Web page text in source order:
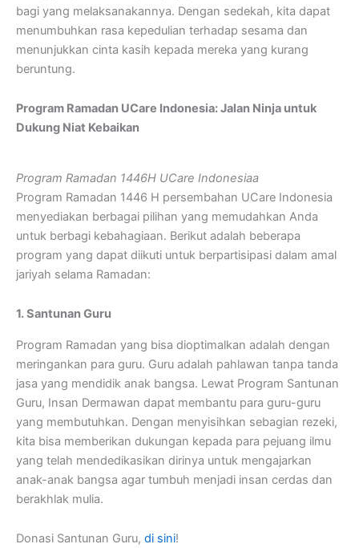
bagi yang melaksanakannya. Dengan sedekah, kita dapat
menumbuhkan rasa kepedulian terhadap sesama dan
menunjukkan cinta kasih kepada mereka yang kurang
beruntung.
Program Ramadan UCare Indonesia: Jalan Ninja untuk
Dukung Niat Kebaikan
Program Ramadan 1446H UCare Indonesiaa
Program Ramadan 1446 H persembahan UCare Indonesia
menyediakan berbagai pilihan yang memudahkan Anda
untuk berbagi kebahagiaan. Berikut adalah beberapa
program yang dapat diikuti untuk berpartisipasi dalam amal
jariyah selama Ramadan:
1. Santunan Guru
Program Ramadan yang bisa dioptimalkan adalah dengan
meringankan para guru. Guru adalah pahlawan tanpa tanda
jasa yang mendidik anak bangsa. Lewat Program Santunan
Guru, Insan Dermawan dapat membantu para guru-guru
yang membutuhkan. Dengan menyisihkan sebagian rezeki,
kita bisa memberikan dukungan kepada para pejuang ilmu
yang telah mendedikasikan dirinya untuk mengajarkan
anak-anak bangsa agar tumbuh menjadi insan cerdas dan
berakhlak mulia.
Donasi Santunan Guru, di sini!